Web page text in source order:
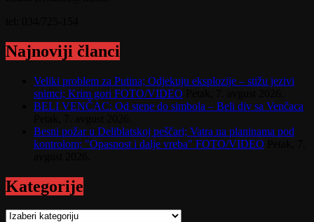
Najnoviji članci
Veliki problem za Putina; Odjekuju eksplozije – stižu jezivi
snimci; Krim gori FOTO/VIDEO
BELI VENČAC: Od stene do simbola – Beli div sa Venčaca
Besni požar u Deliblatskoj peščari; Vatra na planinama pod
kontrolom; "Opasnost i dalje vreba" FOTO/VIDEO
Kategorije
Kategorije